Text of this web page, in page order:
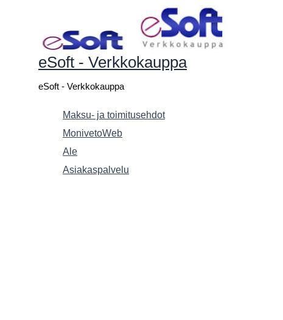
eSoft - Verkkokauppa
eSoft - Verkkokauppa
Maksu- ja toimitusehdot
MonivetoWeb
Ale
Asiakaspalvelu